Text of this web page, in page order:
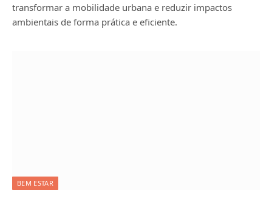
transformar a mobilidade urbana e reduzir impactos
ambientais de forma prática e eficiente.
BEM ESTAR